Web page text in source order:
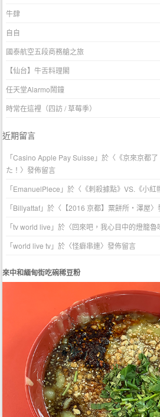
牛肆
自自
國泰航空五段商務艙之旅
【仙台】牛舌料理閣
任天堂Alarmo鬧鐘
時常在這裡（四訪 / 草莓季）
近期留言
「Casino Apple Pay Suisse 」於〈 《京來京都
た！ 〉發佈留言
「EmanuelPlece 」於〈 《刺殺據點》VS.《小紅
「Billyattaf」於〈 【2016 京都】粟餅所・澤屋〉
「tv world live 」於〈回來吧，我心目中的燈籠魯
「world live tv」於〈怪癖串連〉發佈留言
來中和緬甸街吃碗稀豆粉